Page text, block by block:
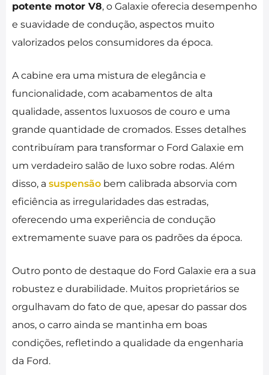
potente motor V8, o Galaxie oferecia desempenho
e suavidade de condução, aspectos muito
valorizados pelos consumidores da época.
A cabine era uma mistura de elegância e
funcionalidade, com acabamentos de alta
qualidade, assentos luxuosos de couro e uma
grande quantidade de cromados. Esses detalhes
contribuíram para transformar o Ford Galaxie em
um verdadeiro salão de luxo sobre rodas. Além
disso, a suspensão bem calibrada absorvia com
eficiência as irregularidades das estradas,
oferecendo uma experiência de condução
extremamente suave para os padrões da época.
Outro ponto de destaque do Ford Galaxie era a sua
robustez e durabilidade. Muitos proprietários se
orgulhavam do fato de que, apesar do passar dos
anos, o carro ainda se mantinha em boas
condições, refletindo a qualidade da engenharia
da Ford.